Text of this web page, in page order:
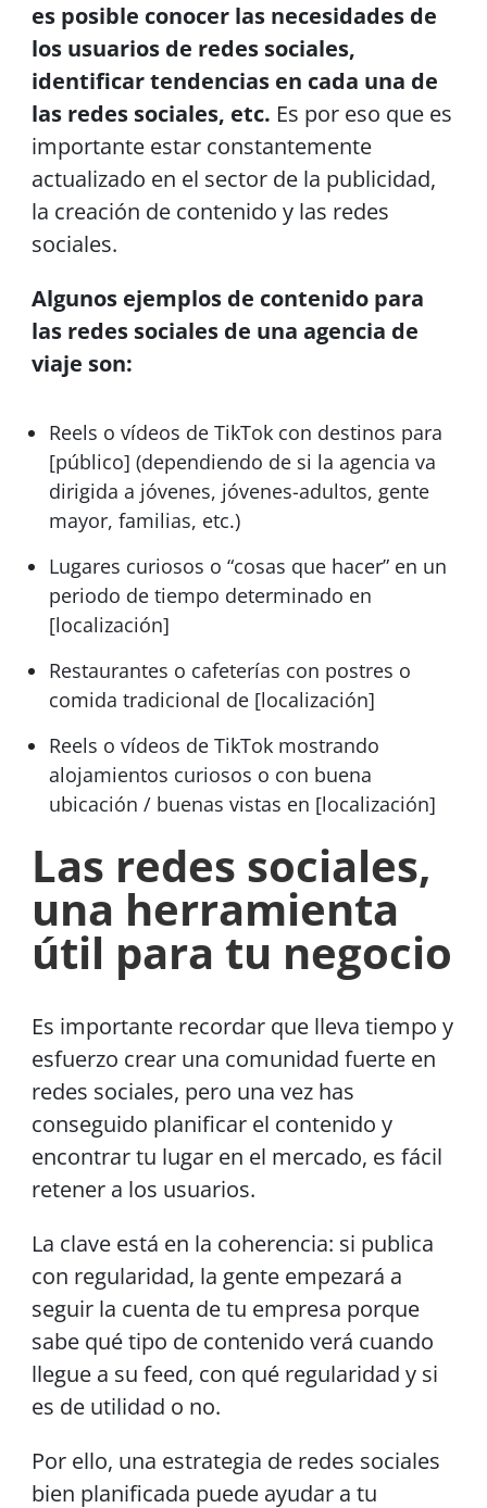
es posible conocer las necesidades de
los usuarios de redes sociales,
identificar tendencias en cada una de
las redes sociales, etc. Es por eso que es
importante estar constantemente
actualizado en el sector de la publicidad,
la creación de contenido y las redes
sociales.
Algunos ejemplos de contenido para
las redes sociales de una agencia de
viaje son:
Reels o vídeos de TikTok con destinos para
[público] (dependiendo de si la agencia va
dirigida a jóvenes, jóvenes-adultos, gente
mayor, familias, etc.)
Lugares curiosos o “cosas que hacer” en un
periodo de tiempo determinado en
[localización]
Restaurantes o cafeterías con postres o
comida tradicional de [localización]
Reels o vídeos de TikTok mostrando
alojamientos curiosos o con buena
ubicación / buenas vistas en [localización]
Las redes sociales,
una herramienta
útil para tu negocio
Es importante recordar que lleva tiempo y
esfuerzo crear una comunidad fuerte en
redes sociales, pero una vez has
conseguido planificar el contenido y
encontrar tu lugar en el mercado, es fácil
retener a los usuarios.
La clave está en la coherencia: si publica
con regularidad, la gente empezará a
seguir la cuenta de tu empresa porque
sabe qué tipo de contenido verá cuando
llegue a su feed, con qué regularidad y si
es de utilidad o no.
Por ello, una estrategia de redes sociales
bien planificada puede ayudar a tu